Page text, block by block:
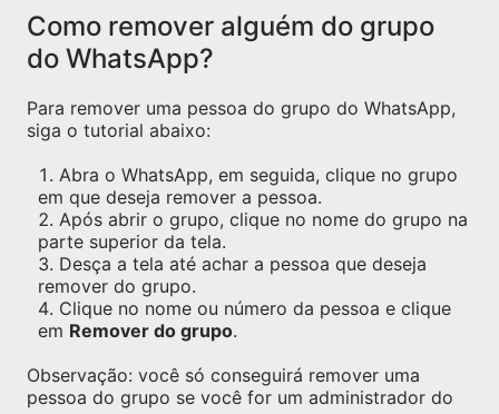
Como remover alguém do grupo
do WhatsApp?
Para remover uma pessoa do grupo do WhatsApp,
siga o tutorial abaixo:
Abra o WhatsApp, em seguida, clique no grupo
em que deseja remover a pessoa.
Após abrir o grupo, clique no nome do grupo na
parte superior da tela.
Desça a tela até achar a pessoa que deseja
remover do grupo.
Clique no nome ou número da pessoa e clique
em Remover do grupo.
Observação: você só conseguirá remover uma
pessoa do grupo se você for um administrador do